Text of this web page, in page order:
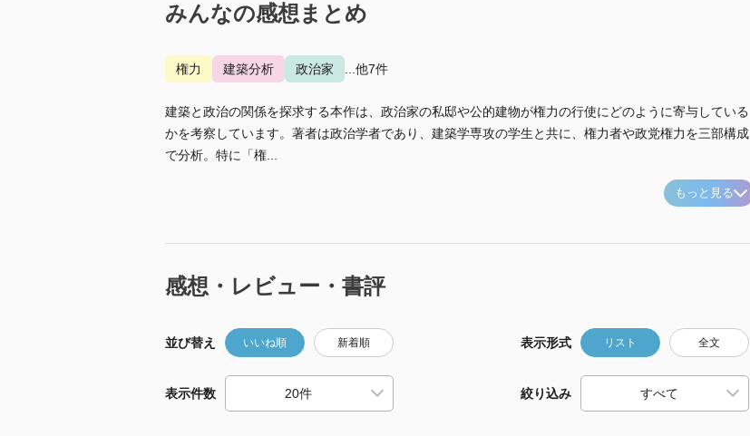
みんなの感想まとめ
権力 建築分析 政治家 ...他7件
建築と政治の関係を探求する本作は、政治家の私邸や公的建物が権力の行使にどのように寄与している
かを考察しています。著者は政治学者であり、建築学専攻の学生と共に、権力者や政党権力を三部構成
で分析。特に「権...
もっと見る
感想・レビュー・書評
並び替え いいね順 新着順 表示形式 リスト 全文
表示件数 絞り込み